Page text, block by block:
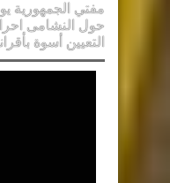
مفتي الجمهورية
حول النشامى
التعيين أسوة